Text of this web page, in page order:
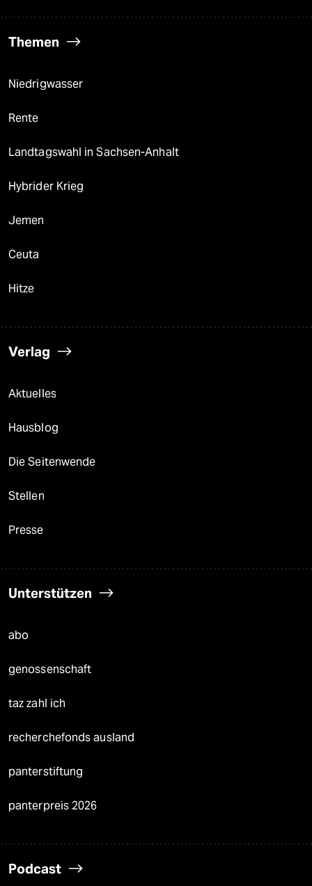
Themen
Niedrigwasser
Rente
Landtagswahl in Sachsen-Anhalt
Hybrider Krieg
Jemen
Ceuta
Hitze
Verlag
Aktuelles
Hausblog
Die Seitenwende
Stellen
Presse
Unterstützen
abo
genossenschaft
taz zahl ich
recherchefonds ausland
panterstiftung
panterpreis 2026
Podcast